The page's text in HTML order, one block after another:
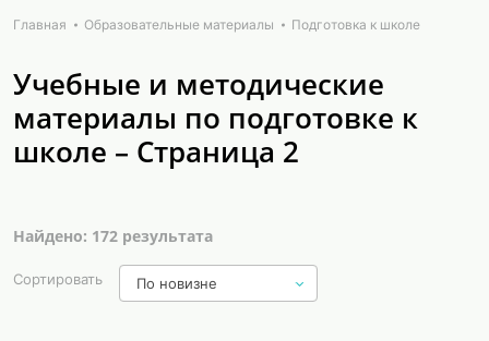
Главная Образовательные материалы Подготовка к школе
Учебные и методические
материалы по подготовке к
школе – Страница 2
Найдено: 172 результата
Сортировать По новизне